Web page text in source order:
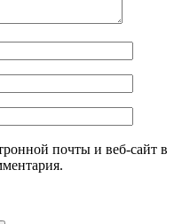
почты и веб-сайт в